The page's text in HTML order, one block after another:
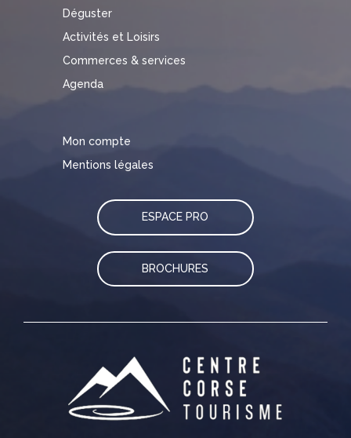
Déguster
Activités et Loisirs
Commerces & services
Agenda
Mon compte
Mentions légales
ESPACE PRO
BROCHURES